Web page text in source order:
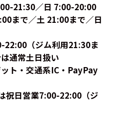
21:30／日 7:00-20:00
まで／土 21:00まで／日
22:00（ジム利用21:30ま
通常土日扱い
ト・交通系IC・PayPay
祝日営業7:00-22:00（ジ